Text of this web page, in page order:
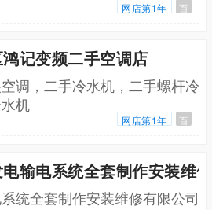
网店第1年 百
记变频二手空调店
调，二手冷水机，二手螺杆冷
机
网店第1年 百
输电系统全套制作安装维
统全套制作安装维修有限公司